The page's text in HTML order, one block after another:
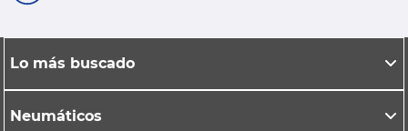
Lo más buscado
Neumáticos